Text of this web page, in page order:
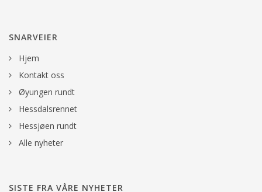
SNARVEIER
Hjem
Kontakt oss
Øyungen rundt
Hessdalsrennet
Hessjøen rundt
Alle nyheter
SISTE FRA VÅRE NYHETER